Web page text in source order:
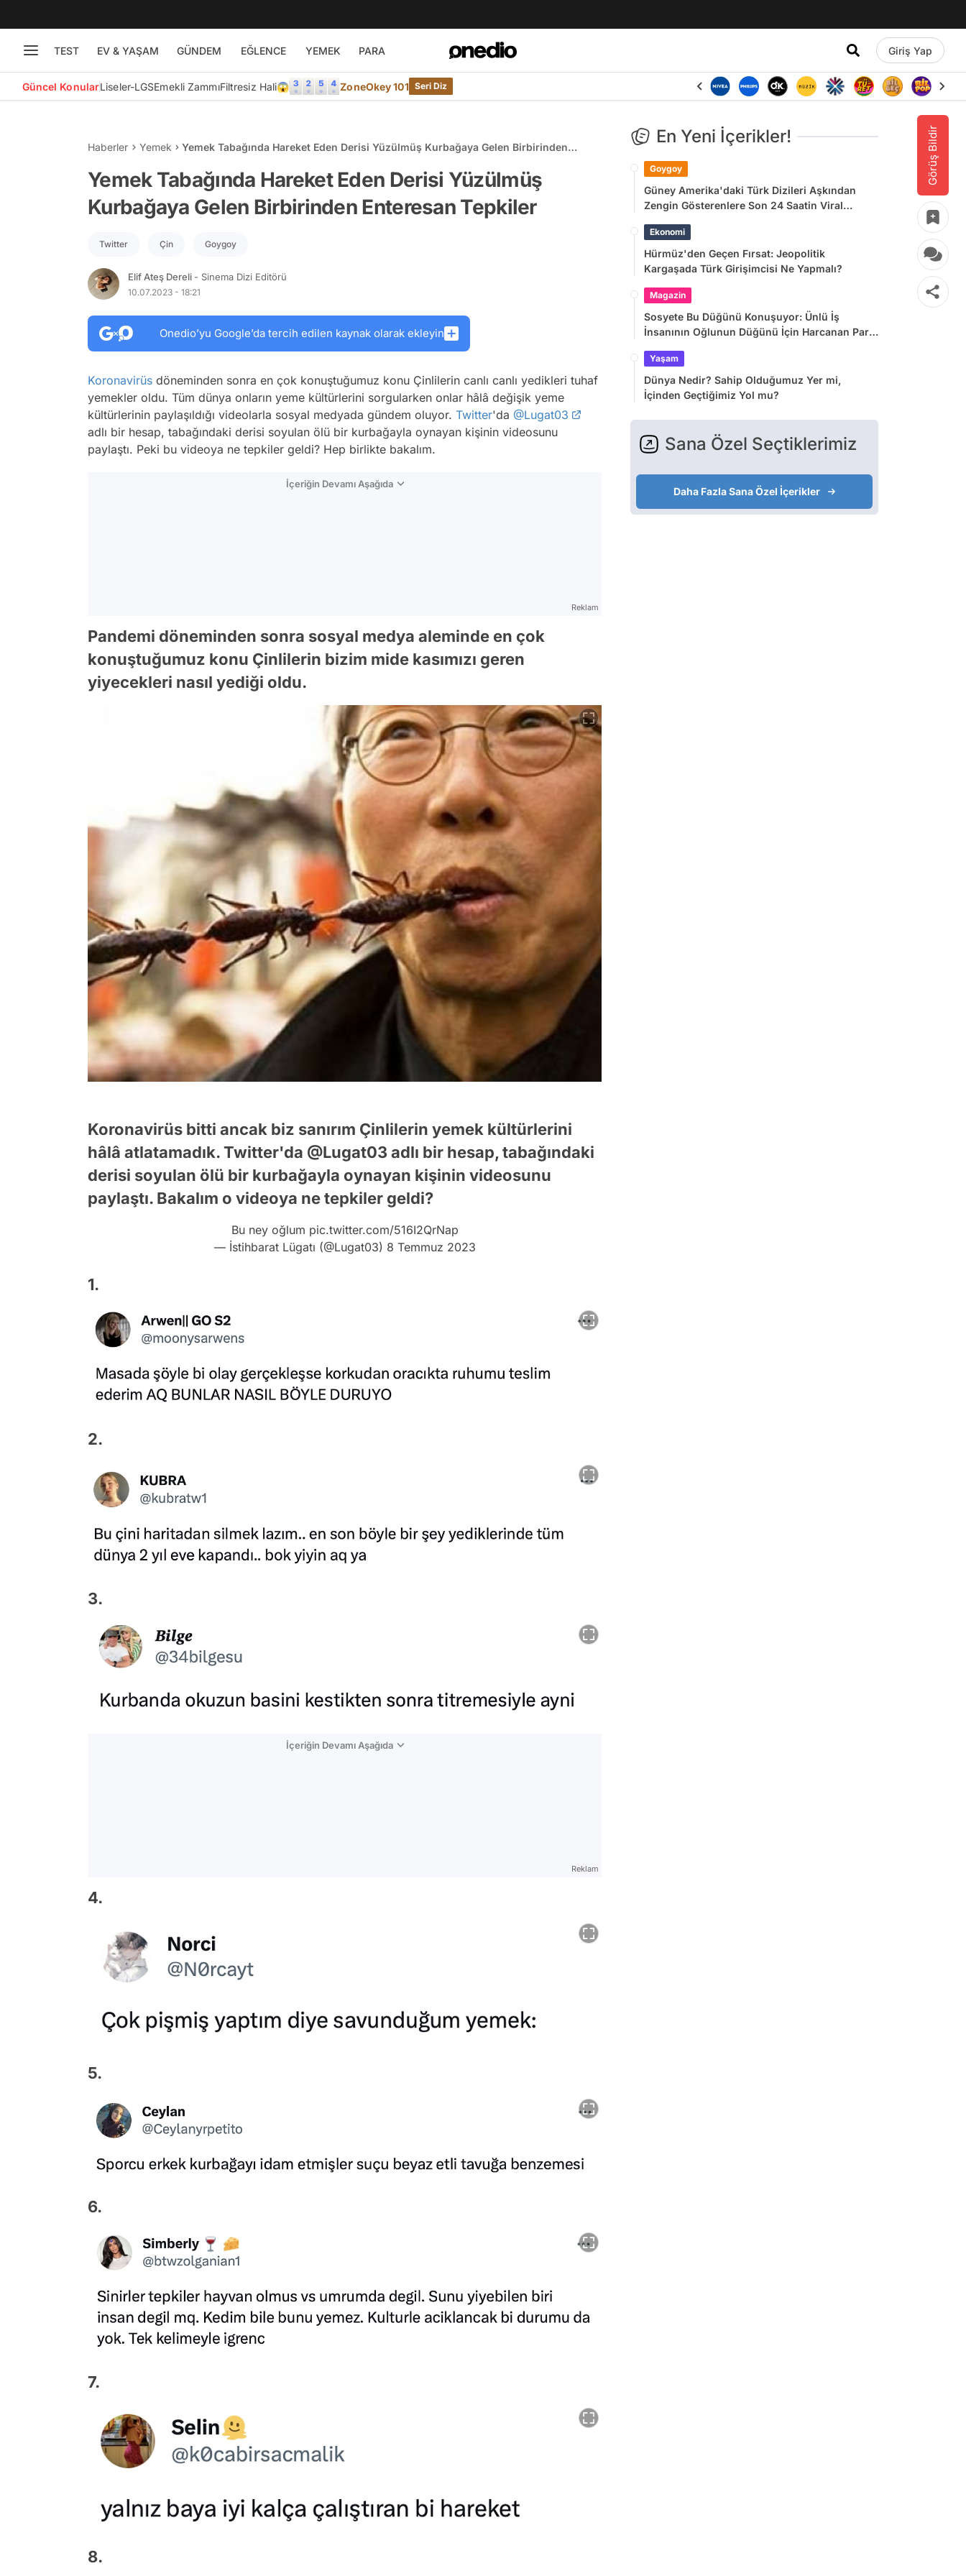
TEST EV & YAŞAM GÜNDEM EĞLENCE YEMEK PARA Giriş Yap
Güncel KonularLiseler-LGSEmekli ZammıFiltresiz Hali😱 ZoneOkey 101 Seri Diz
Görüş Bildir
Haberler Yemek
Yemek Tabağında Hareket Eden Derisi Yüzülmüş Kurbağaya Gelen Birbirinden
Yemek Tabağında Hareket Eden Derisi Yüzülmüş
Kurbağaya Gelen Birbirinden Enteresan Tepkiler
Twitter Çin Goygoy
Elif Ateş Dereli - Sinema Dizi Editörü
10.07.2023 - 18:21
Onedio’yu Google’da tercih edilen kaynak olarak ekleyin
Koronavirüs döneminden sonra en çok konuştuğumuz konu Çinlilerin canlı canlı yedikleri tuhaf
yemekler oldu. Tüm dünya onların yeme kültürlerini sorgularken onlar hâlâ değişik yeme
kültürlerinin paylaşıldığı videolarla sosyal medyada gündem oluyor. Twitter'da @Lugat03
adlı bir hesap, tabağındaki derisi soyulan ölü bir kurbağayla oynayan kişinin videosunu
paylaştı. Peki bu videoya ne tepkiler geldi? Hep birlikte bakalım.
İçeriğin Devamı Aşağıda
Reklam
Pandemi döneminden sonra sosyal medya aleminde en çok
konuştuğumuz konu Çinlilerin bizim mide kasımızı geren
yiyecekleri nasıl yediği oldu.
Koronavirüs bitti ancak biz sanırım Çinlilerin yemek kültürlerini
hâlâ atlatamadık. Twitter'da @Lugat03 adlı bir hesap, tabağındaki
derisi soyulan ölü bir kurbağayla oynayan kişinin videosunu
paylaştı. Bakalım o videoya ne tepkiler geldi?
Bu ney oğlum pic.twitter.com/516I2QrNap
— İstihbarat Lügatı (@Lugat03) 8 Temmuz 2023
1.
2.
3.
İçeriğin Devamı Aşağıda
Reklam
4.
5.
6.
7.
8.
En Yeni İçerikler!
Goygoy
Güney Amerika'daki Türk Dizileri Aşkından
Zengin Gösterenlere Son 24 Saatin Viral
Ekonomi
Hürmüz'den Geçen Fırsat: Jeopolitik
Kargaşada Türk Girişimcisi Ne Yapmalı?
Magazin
Sosyete Bu Düğünü Konuşuyor: Ünlü İş
İnsanının Oğlunun Düğünü İçin Harcanan Para
Yaşam
Dünya Nedir? Sahip Olduğumuz Yer mi,
İçinden Geçtiğimiz Yol mu?
Sana Özel Seçtiklerimiz
Daha Fazla Sana Özel İçerikler